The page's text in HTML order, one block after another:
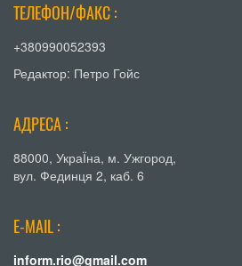
ТЕЛЕФОН/ФАКС :
+380990052393
Редактор: Петро Гойс
АДРЕСА :
88000, УкраЇна, м. Ужгород,
вул. Фединця 2, каб. 6
E-MAIL :
inform.rio@gmail.com